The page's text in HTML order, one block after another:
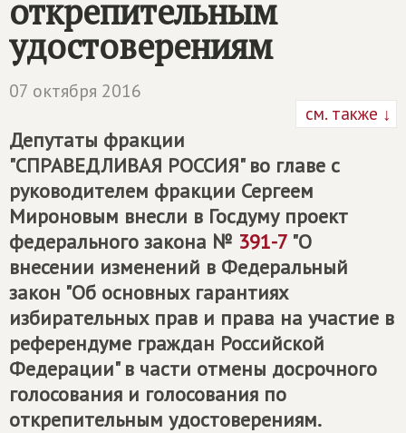
открепительным
удостоверениям
07 октября 2016
см. также ↓
Депутаты фракции
"СПРАВЕДЛИВАЯ РОССИЯ" во главе с
руководителем фракции Сергеем
Мироновым внесли в Госдуму проект
федерального закона № 391-7 "О
внесении изменений в Федеральный
закон "Об основных гарантиях
избирательных прав и права на участие в
референдуме граждан Российской
Федерации" в части отмены досрочного
голосования и голосования по
открепительным удостоверениям.